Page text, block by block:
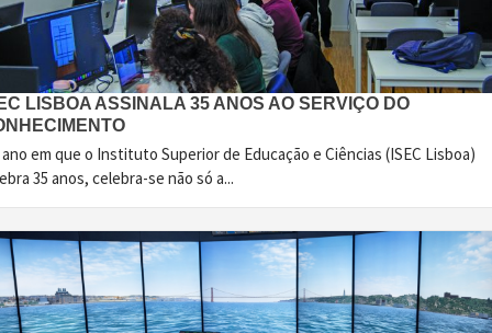
LISBOA ASSINALA 35 ANOS AO SERVIÇO DO
em que o Instituto Superior de Educação e Ciências (ISEC Lisboa)
35 anos, celebra-se não só a...